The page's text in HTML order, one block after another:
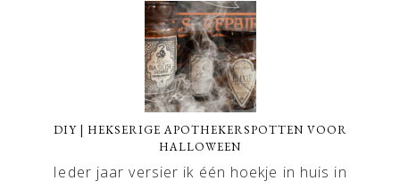
DIY | HEKSERIGE APOTHEKERSPOTTEN VOOR
HALLOWEEN
Ieder jaar versier ik één hoekje in huis in